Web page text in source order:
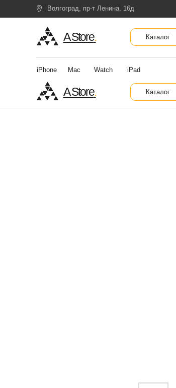
A Store. Каталог
Волгоград, пр-т Ленина, 16д
iPhone Watch iPad
Mac
A Store. Каталог